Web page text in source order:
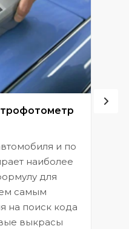
и по
наиболее
для
самым
на поиск кода
выкрасы